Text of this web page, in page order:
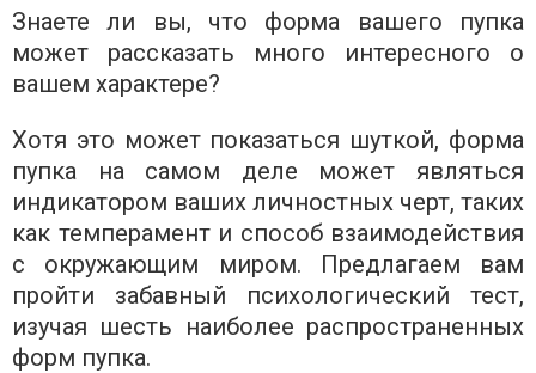
Знаете ли вы, что форма вашего пупка
может рассказать много интересного о
вашем характере?
Хотя это может показаться шуткой, форма
пупка на самом деле может являться
индикатором ваших личностных черт, таких
как темперамент и способ взаимодействия
с окружающим миром. Предлагаем вам
пройти забавный психологический тест,
изучая шесть наиболее распространенных
форм пупка.